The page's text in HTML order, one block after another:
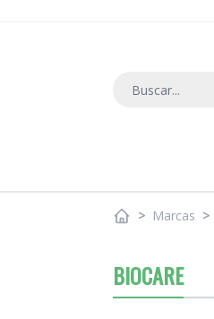
> Marcas >
BIOCARE